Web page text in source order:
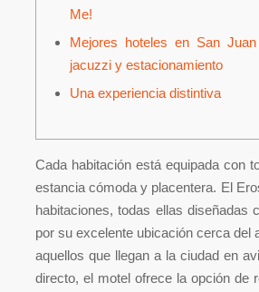
Me!
Mejores hoteles en San
jacuzzi y estacionamiento
Una experiencia distintiva
Cada habitación está equipada con
estancia cómoda y placentera. El
habitaciones, todas ellas diseñadas
por su excelente ubicación cerca del
aquellos que llegan a la ciudad en
directo, el motel ofrece la opción de